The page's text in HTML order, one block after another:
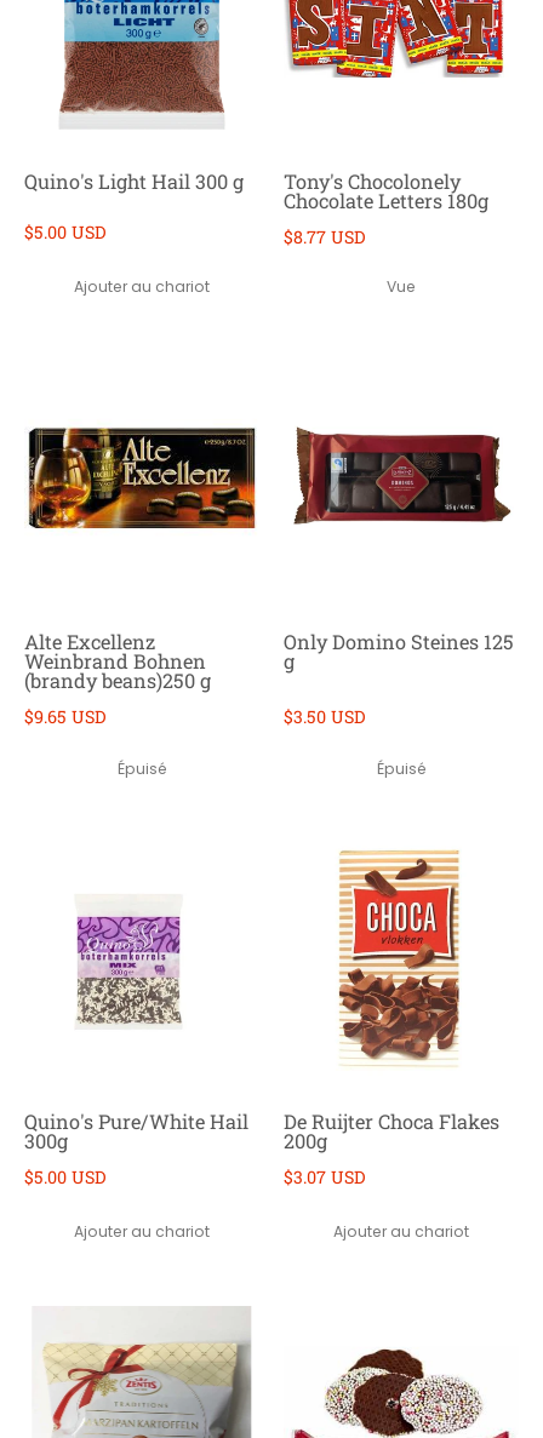
Quino's Light Hail 300 g
$5.00 USD
Ajouter au chariot
Tony's Chocolonely
Chocolate Letters 180g
$8.77 USD
Vue
Alte Excellenz
Weinbrand Bohnen
(brandy beans)250 g
$9.65 USD
Épuisé
Only Domino Steines 125
g
$3.50 USD
Épuisé
Quino's Pure/White Hail
300g
$5.00 USD
Ajouter au chariot
De Ruijter Choca Flakes
200g
$3.07 USD
Ajouter au chariot